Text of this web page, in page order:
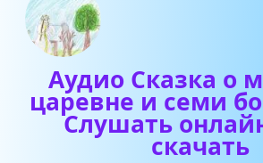
Аудио Сказка о
царевне и семи
Слушать
скачать